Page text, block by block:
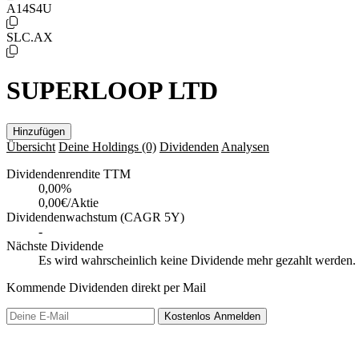
A14S4U
SLC.AX
SUPERLOOP LTD
Hinzufügen
Übersicht Deine Holdings (0) Dividenden Analysen
Dividendenrendite TTM
0,00%
0,00€/Aktie
Dividendenwachstum (CAGR 5Y)
-
Nächste Dividende
Es wird wahrscheinlich keine Dividende mehr gezahlt werden.
Kommende Dividenden direkt per Mail
Kostenlos Anmelden